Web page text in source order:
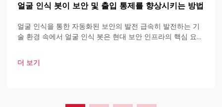
얼굴 인식 봇이 보안 및 출입 통제를 향상시키는 방법
얼굴 인식을 통한 자동화된 보안의 발전 급속히 발전하는 기
술 환경 속에서 얼굴 인식 봇은 현대 보안 인프라의 핵심 요소
지능을 기반으로 하여 다양한 기술을 결합하여 설계되었습니
다.
더 보기